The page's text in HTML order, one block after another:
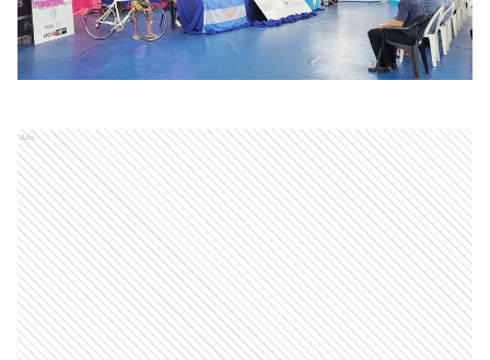
Ads